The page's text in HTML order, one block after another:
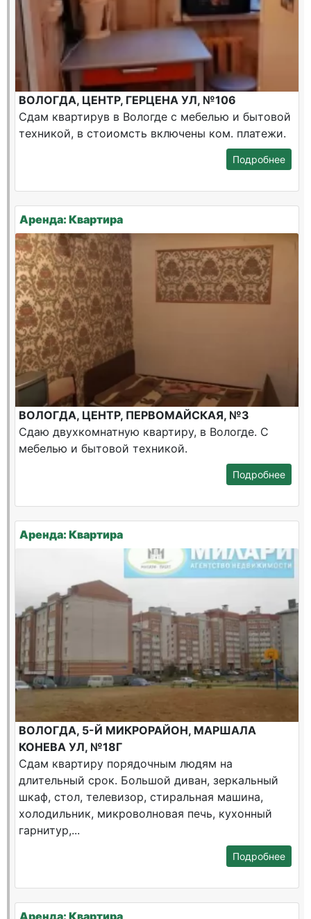
ВОЛОГДА, ЦЕНТР, ГЕРЦЕНА УЛ, №106
Сдам квартирув в Вологде с мебелью и бытовой
техникой, в стоиомсть включены ком. платежи.
Подробнее
Аренда: Квартира
ВОЛОГДА, ЦЕНТР, ПЕРВОМАЙСКАЯ, №3
Сдаю двухкомнатную квартиру, в Вологде. С
мебелью и бытовой техникой.
Подробнее
Аренда: Квартира
ВОЛОГДА, 5-Й МИКРОРАЙОН, МАРШАЛА
КОНЕВА УЛ, №18Г
Сдам квартиру порядочным людям на
длительный срок. Большой диван, зеркальный
шкаф, стол, телевизор, стиральная машина,
холодильник, микроволновая печь, кухонный
гарнитур,...
Подробнее
Аренда: Квартира